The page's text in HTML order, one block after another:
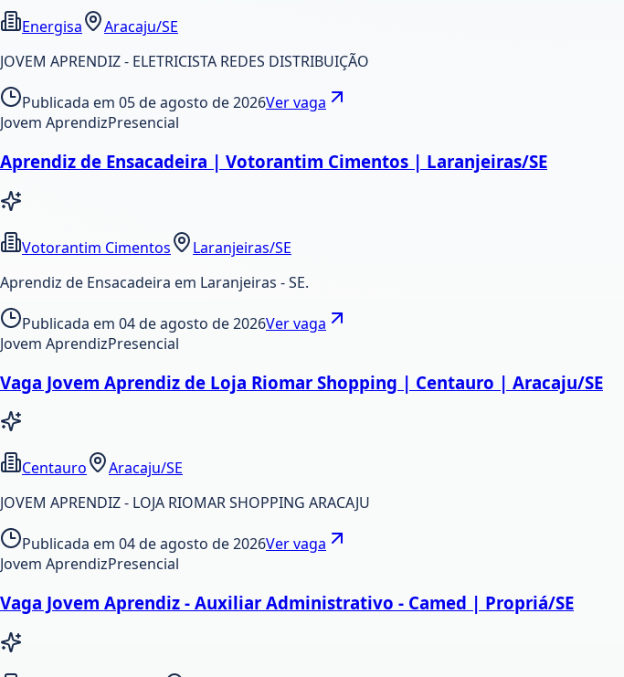
Energisa
Aracaju/SE
JOVEM APRENDIZ - ELETRICISTA REDES DISTRIBUIÇÃO
Publicada em 05 de agosto de 2026Ver vaga
Jovem AprendizPresencial
Aprendiz de Ensacadeira | Votorantim Cimentos | Laranjeiras/SE
Votorantim Cimentos
Laranjeiras/SE
Aprendiz de Ensacadeira em Laranjeiras - SE.
Publicada em 04 de agosto de 2026Ver vaga
Jovem AprendizPresencial
Vaga Jovem Aprendiz de Loja Riomar Shopping | Centauro | Aracaju/SE
Centauro
Aracaju/SE
JOVEM APRENDIZ - LOJA RIOMAR SHOPPING ARACAJU
Publicada em 04 de agosto de 2026Ver vaga
Jovem AprendizPresencial
Vaga Jovem Aprendiz - Auxiliar Administrativo - Camed | Propriá/SE